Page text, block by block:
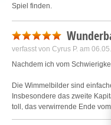
Spiel finden.
verfasst von Cyrus P. am
Nachdem ich vom
Die Wimmelbilder sind
Insbesondere das zweite
toll, das verwirrende Ende